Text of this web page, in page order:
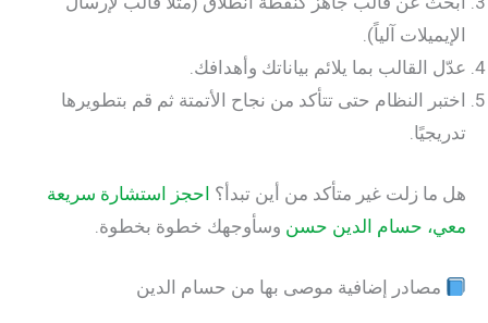
آلياً).
بما يلائم بياناتك وأهدافك.
النظام حتى تتأكد من نجاح الأتمتة ثم قم بتطويرها
زلت غير متأكد من أين تبدأ؟احجز استشارة سريعة
حسام الدين حسنوسأوجهك خطوة بخطوة.
إضافية موصى بها من حسام الدين